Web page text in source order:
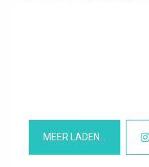
MEER LADEN…